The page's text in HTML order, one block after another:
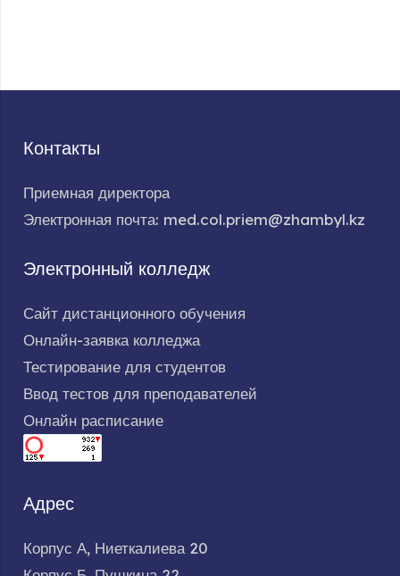
Контакты
Приемная директора
Электронная почта: med.col.priem@zhambyl.kz
Электронный колледж
Сайт дистанционного обучения
Онлайн-заявка колледжа
Тестирование для студентов
Ввод тестов для преподавателей
Онлайн расписание
Адрес
Корпус А, Ниеткалиева 20